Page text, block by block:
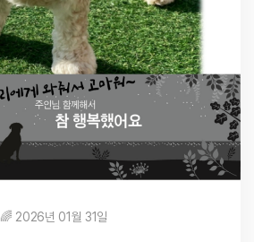
🌈 2026년 01월 31일